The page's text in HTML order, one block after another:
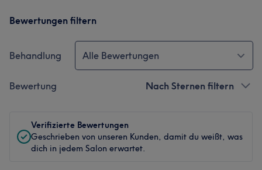
Bewertungen filtern
Behandlung Alle Bewertungen
Bewertung Nach Sternen filtern
Verifizierte Bewertungen
Geschrieben von unseren Kunden, damit du weißt, was
dich in jedem Salon erwartet.